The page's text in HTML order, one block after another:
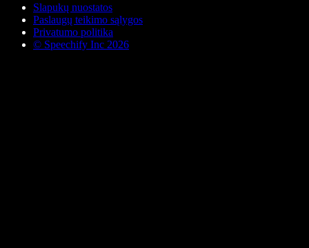
Slapukų nuostatos
Paslaugų teikimo sąlygos
Privatumo politika
© Speechify Inc 2026